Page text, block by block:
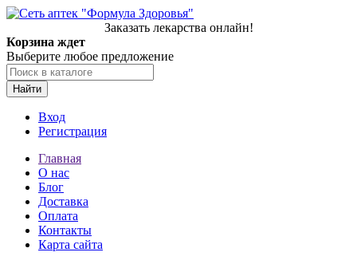
Заказать лекарства онлайн!
Корзина ждет
Выберите любое предложение
Найти
Вход
Регистрация
Главная
О нас
Блог
Доставка
Оплата
Контакты
Карта сайта